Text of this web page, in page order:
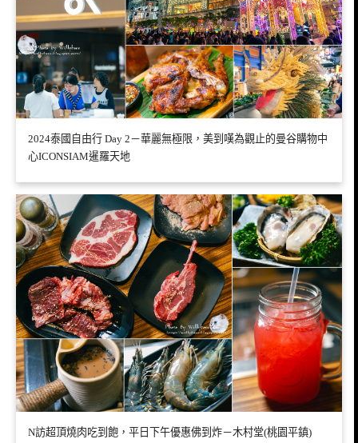
2024泰國自由行 Day 2－華麗無極限，美到嘆為觀止的曼谷購物中
心ICONSIAM暹羅天地
N訪超頂燒肉吃到飽，平日下午優惠佛到炸－木村堂(桃園平鎮)